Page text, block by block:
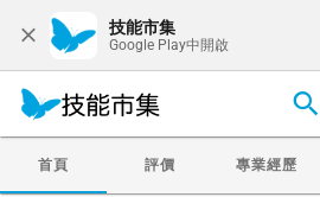
技能市集
Google Play中開啟
首頁 評價 專業經歷